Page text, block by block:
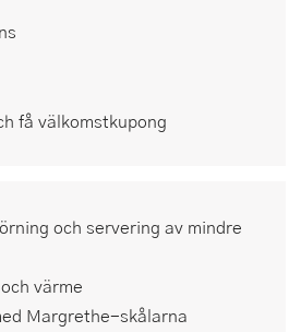
få välkomstkupong
och servering av mindre
värme
Margrethe-skålarna